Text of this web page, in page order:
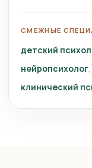
СМЕЖНЫЕ
детский
нейропсихолог
клинический